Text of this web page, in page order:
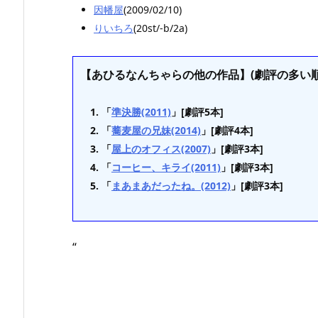
因幡屋(2009/02/10)
りいちろ(20st/-b/2a)
【あひるなんちゃらの他の作品】(劇評の多い
「準決勝(2011) 」[劇評5本]
「蕎麦屋の兄妹(2014) 」[劇評4本]
「屋上のオフィス(2007) 」[劇評3本]
「コーヒー、キライ(2011) 」[劇評3本]
「まあまあだったね。(2012) 」[劇評3本]
“